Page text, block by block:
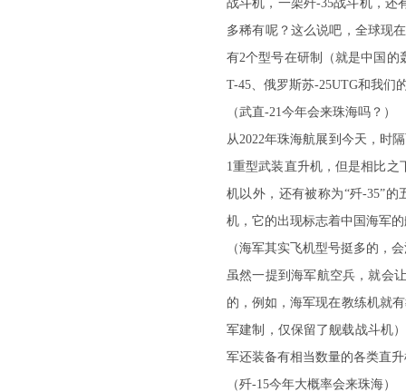
战斗机，一架歼-35战斗机，还
多稀有呢？这么说吧，全球现
有2个型号在研制（就是中国的
T-45、俄罗斯苏-25UTG和我们
（武直-21今年会来珠海吗？）
从2022年珠海航展到今天，时
1重型武装直升机，但是相比之
机以外，还有被称为“歼-35”
机，它的出现标志着中国海军
（海军其实飞机型号挺多的，
虽然一提到海军航空兵，就会
的，例如，海军现在教练机就
军建制，仅保留了舰载战斗机
军还装备有相当数量的各类直
（歼-15今年大概率会来珠海）